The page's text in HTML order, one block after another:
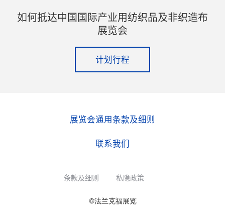
如何抵达中国国际产业用纺织品及非织造布
展览会
计划行程
展览会通用条款及细则
联系我们
条款及细则 私隐政策
©法兰克福展览